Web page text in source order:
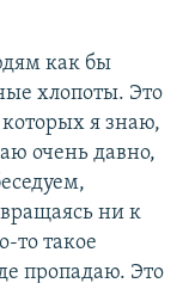
как бы
хлопоты. Это
я знаю,
очень давно,
ни к
то такое
пропадаю. Это